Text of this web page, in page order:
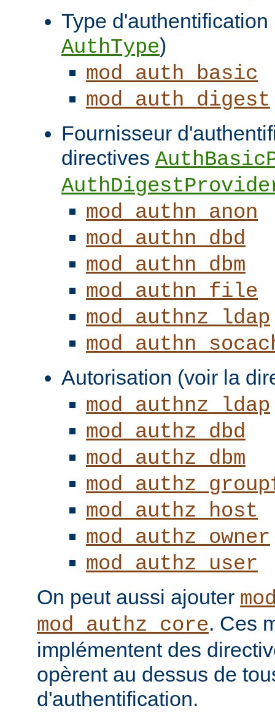
Type
AuthType)
mod_auth_basic
mod_auth_digest
Fournisseur
directives
mod_authn_anon
mod_authn_dbd
mod_authn_dbm
mod_authn_file
mod_authnz_ldap
Autorisation (voir la
mod_authnz_ldap
mod_authz_dbd
mod_authz_dbm
mod_authz_host
mod_authz_owner
mod_authz_user
On peut aussi ajouter
mod_authz_core. Ces
implémentent des
opèrent au dessus de
d'authentification.